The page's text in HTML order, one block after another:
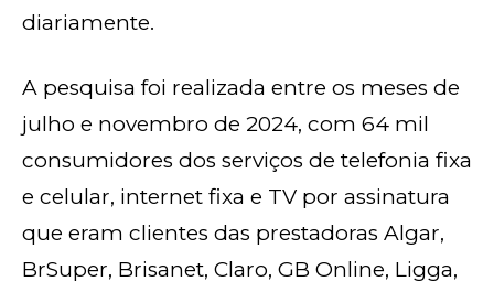
diariamente.
A pesquisa foi realizada entre os meses de
julho e novembro de 2024, com 64 mil
consumidores dos serviços de telefonia fixa
e celular, internet fixa e TV por assinatura
que eram clientes das prestadoras Algar,
BrSuper, Brisanet, Claro, GB Online, Ligga,